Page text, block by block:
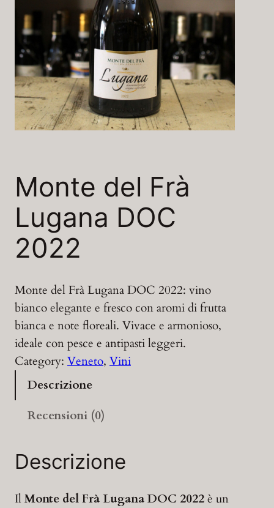
Monte del Frà
Lugana DOC
2022
Monte del Frà Lugana DOC 2022: vino
bianco elegante e fresco con aromi di frutta
bianca e note floreali. Vivace e armonioso,
ideale con pesce e antipasti leggeri.
Category: Veneto, Vini
Descrizione
Recensioni (0)
Descrizione
IlMonte del Frà Lugana DOC 2022è un